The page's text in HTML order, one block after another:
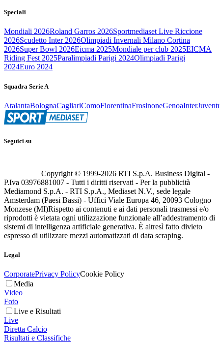
Speciali
Mondiali 2026Roland Garros 2026Sportmediaset Live Riccione
2026Scudetto Inter 2026Olimpiadi Invernali Milano Cortina
2026Super Bowl 2026Eicma 2025Mondiale per club 2025EICMA
Riding Fest 2025Paralimpiadi Parigi 2024Olimpiadi Parigi
2024Euro 2024
Squadra Serie A
AtalantaBolognaCagliariComoFiorentinaFrosinoneGenoaInter
Seguici su
Copyright © 1999-2026 RTI S.p.A. Business Digital -
P.Iva 03976881007 - Tutti i diritti riservati - Per la pubblicità
Mediamond S.p.A. - RTI S.p.A., Mediaset N.V., sede legale
Amsterdam (Paesi Bassi) - Uffici Viale Europa 46, 20093 Cologno
Monzese (MI)Rispetto ai contenuti e ai dati personali trasmessi e/o
riprodotti è vietata ogni utilizzazione funzionale all’addestramento di
sistemi di intelligenza artificiale generativa. È altresì fatto divieto
espresso di utilizzare mezzi automatizzati di data scraping.
Legal
CorporatePrivacy PolicyCookie Policy
Media
Video
Foto
Live e Risultati
Live
Diretta Calcio
Risultati e Classifiche